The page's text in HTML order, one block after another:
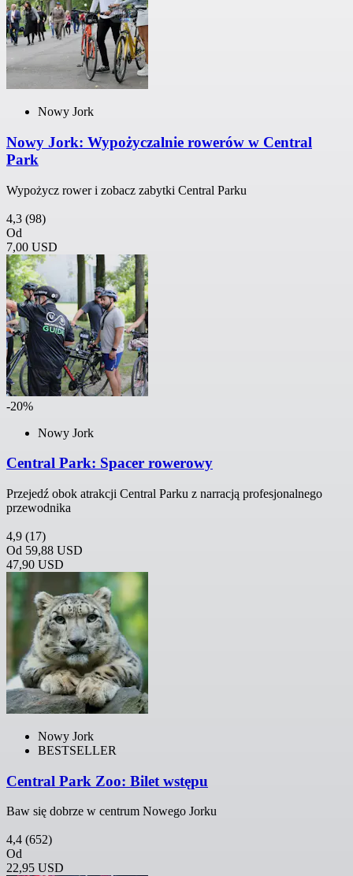
Nowy Jork
Nowy Jork: Wypożyczalnie rowerów w Central
Park
Wypożycz rower i zobacz zabytki Central Parku
4,3 (98)
Od
7,00 USD
-20%
Nowy Jork
Central Park: Spacer rowerowy
Przejedź obok atrakcji Central Parku z narracją profesjonalnego
przewodnika
4,9 (17)
Od 59,88 USD
47,90 USD
Nowy Jork
BESTSELLER
Central Park Zoo: Bilet wstępu
Baw się dobrze w centrum Nowego Jorku
4,4 (652)
Od
22,95 USD